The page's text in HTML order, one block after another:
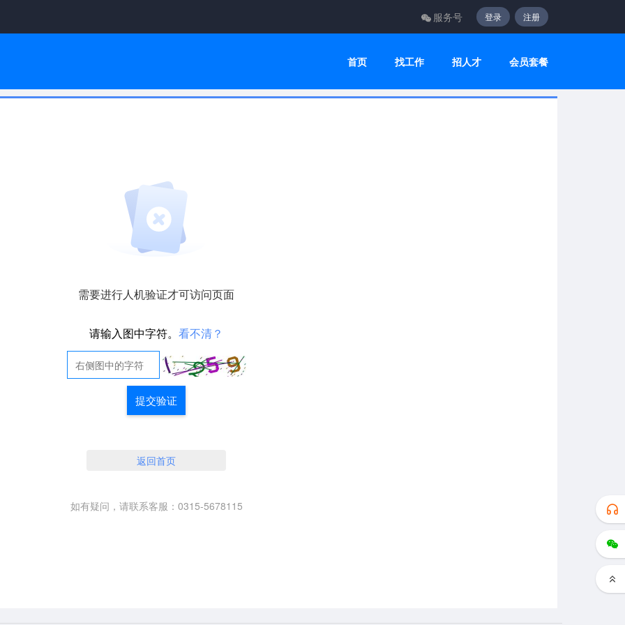
服务号 登录 注册
首页 找工作 招人才 会员套餐
需要进行人机验证才可访问页面
请输入图中字符。 看不清？
提交验证
返回首页
如有疑问，请联系客服：0315-5678115